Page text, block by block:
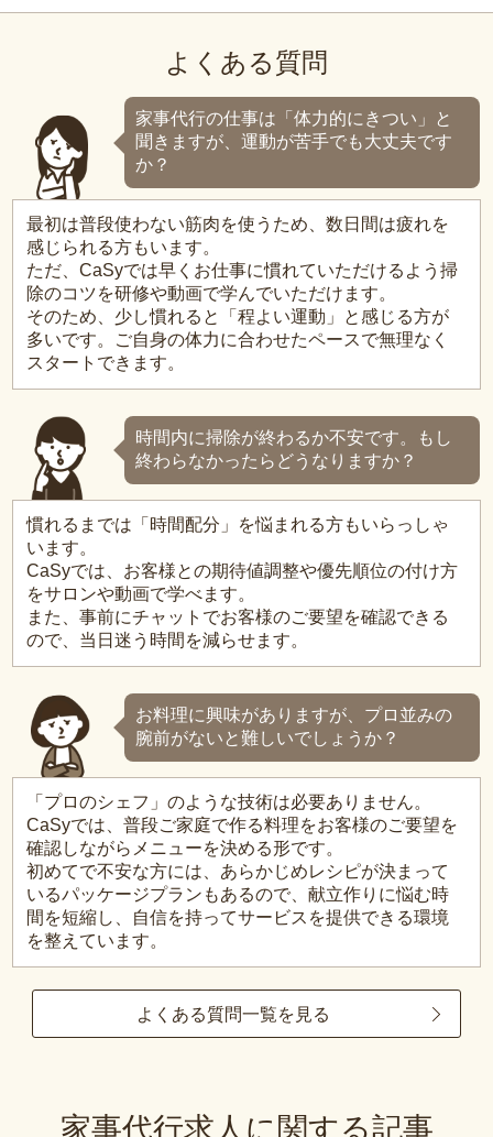
よくある質問
家事代行の仕事は「体力的にきつい」と
聞きますが、運動が苦手でも大丈夫です
か？
最初は普段使わない筋肉を使うため、数日間は疲れを
感じられる方もいます。
ただ、CaSyでは早くお仕事に慣れていただけるよう掃
除のコツを研修や動画で学んでいただけます。
そのため、少し慣れると「程よい運動」と感じる方が
多いです。ご自身の体力に合わせたペースで無理なく
スタートできます。
時間内に掃除が終わるか不安です。もし
終わらなかったらどうなりますか？
慣れるまでは「時間配分」を悩まれる方もいらっしゃ
います。
CaSyでは、お客様との期待値調整や優先順位の付け方
をサロンや動画で学べます。
また、事前にチャットでお客様のご要望を確認できる
ので、当日迷う時間を減らせます。
お料理に興味がありますが、プロ並みの
腕前がないと難しいでしょうか？
「プロのシェフ」のような技術は必要ありません。
CaSyでは、普段ご家庭で作る料理をお客様のご要望を
確認しながらメニューを決める形です。
初めてで不安な方には、あらかじめレシピが決まって
いるパッケージプランもあるので、献立作りに悩む時
間を短縮し、自信を持ってサービスを提供できる環境
を整えています。
よくある質問一覧を見る
家事代行求人に関する記事